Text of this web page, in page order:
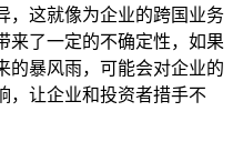
，这就像为企业的跨国业务
来了一定的不确定性，如果
的暴风雨，可能会对企业的
，让企业和投资者措手不